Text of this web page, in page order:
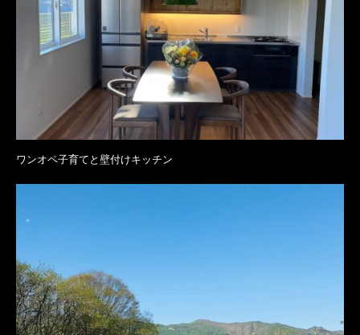
ワンオペ子育てと壁付けキッチン